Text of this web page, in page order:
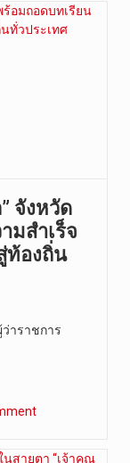
จังหวัด
มสำเร็จ
ท้องถิ่น
าราชการ